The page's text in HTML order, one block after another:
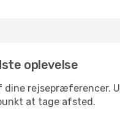
oplevelse
rejsepræferencer.
at tage afsted.